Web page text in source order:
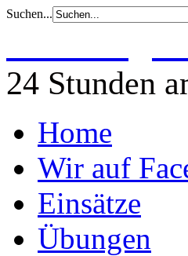
Suchen...
24 Stunden
Home
Wir auf
Einsätze
Übungen